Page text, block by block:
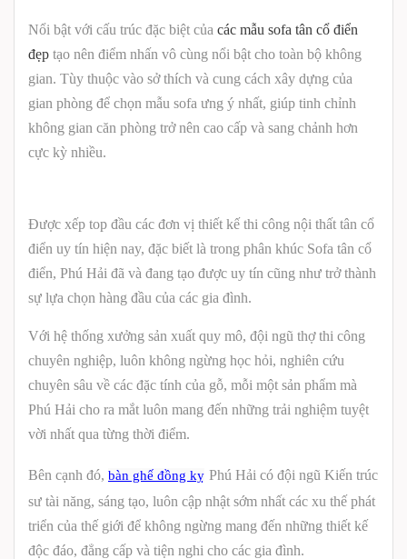
Nổi bật với cấu trúc đặc biệt của các mẫu sofa tân cổ điển
đẹp tạo nên điểm nhấn vô cùng nổi bật cho toàn bộ không
gian. Tùy thuộc vào sở thích và cung cách xây dựng của
gian phòng để chọn mẫu sofa ưng ý nhất, giúp tinh chỉnh
không gian căn phòng trở nên cao cấp và sang chảnh hơn
cực kỳ nhiều.
Được xếp top đầu các đơn vị thiết kế thi công nội thất tân cổ
điển uy tín hiện nay, đặc biết là trong phân khúc Sofa tân cổ
điển, Phú Hải đã và đang tạo được uy tín cũng như trở thành
sự lựa chọn hàng đầu của các gia đình.
Với hệ thống xưởng sản xuất quy mô, đội ngũ thợ thi công
chuyên nghiệp, luôn không ngừng học hỏi, nghiên cứu
chuyên sâu về các đặc tính của gỗ, mỗi một sản phẩm mà
Phú Hải cho ra mắt luôn mang đến những trải nghiệm tuyệt
vời nhất qua từng thời điểm.
Bên cạnh đó, bàn ghế đồng kỵ Phú Hải có đội ngũ Kiến trúc
sư tài năng, sáng tạo, luôn cập nhật sớm nhất các xu thế phát
triển của thế giới để không ngừng mang đến những thiết kế
độc đáo, đẳng cấp và tiện nghi cho các gia đình.